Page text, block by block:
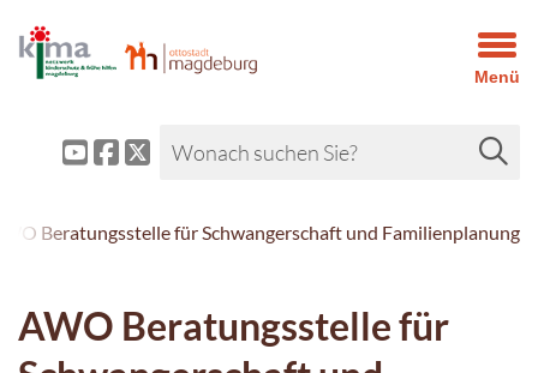
Menü
Beratungsstelle für Schwangerschaft und Familienplanung
AWO Beratungsstelle für